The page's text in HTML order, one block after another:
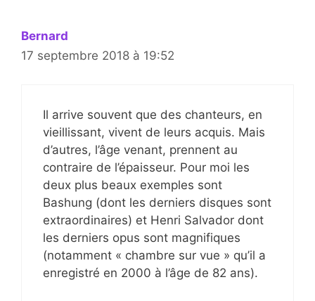
Bernard
17 septembre 2018 à 19:52
Il arrive souvent que des chanteurs, en
vieillissant, vivent de leurs acquis. Mais
d’autres, l’âge venant, prennent au
contraire de l’épaisseur. Pour moi les
deux plus beaux exemples sont
Bashung (dont les derniers disques sont
extraordinaires) et Henri Salvador dont
les derniers opus sont magnifiques
(notamment « chambre sur vue » qu’il a
enregistré en 2000 à l’âge de 82 ans).